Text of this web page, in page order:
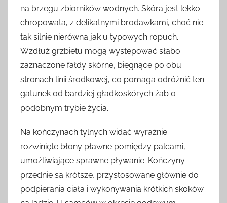
na brzegu zbiorników wodnych. Skóra jest lekko
chropowata, z delikatnymi brodawkami, choć nie
tak silnie nierówna jak u typowych ropuch.
Wzdłuż grzbietu mogą występować słabo
zaznaczone fałdy skórne, biegnące po obu
stronach linii środkowej, co pomaga odróżnić ten
gatunek od bardziej gładkoskórych żab o
podobnym trybie życia.
Na kończynach tylnych widać wyraźnie
rozwinięte błony pławne pomiędzy palcami,
umożliwiające sprawne pływanie. Kończyny
przednie są krótsze, przystosowane głównie do
podpierania ciała i wykonywania krótkich skoków